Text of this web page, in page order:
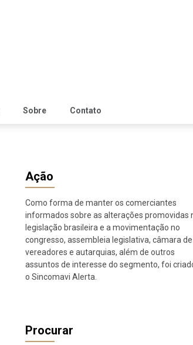
Sobre Contato
Ação
Como forma de manter os comerciantes
informados sobre as alterações promovidas
legislação brasileira e a movimentação no
congresso, assembleia legislativa, câmara de
vereadores e autarquias, além de outros
assuntos de interesse do segmento, foi
o Sincomavi Alerta.
Procurar